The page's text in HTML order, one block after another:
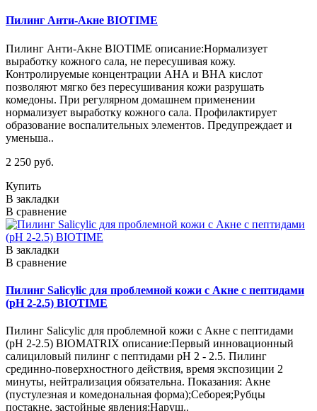
Пилинг Анти-Акне BIOTIME
Пилинг Анти-Акне BIOTIME описание:Нормализует
выработку кожного сала, не пересушивая кожу.
Контролируемые концентрации АНА и ВНА кислот
позволяют мягко без пересушивания кожи разрушать
комедоны. При регулярном домашнем применении
нормализует выработку кожного сала. Профилактирует
образование воспалительных элементов. Предупреждает и
уменьша..
2 250 руб.
Купить
В закладки
В сравнение
В закладки
В сравнение
Пилинг Salicylic для проблемной кожи с Акне с пептидами
(рН 2-2.5) BIOTIME
Пилинг Salicylic для проблемной кожи с Акне с пептидами
(рН 2-2.5) BIOMATRIX описание:Первый инновационный
салициловый пилинг с пептидами рН 2 - 2.5. Пилинг
срединно-поверхностного действия, время экспозиции 2
минуты, нейтрализация обязательна. Показания: Акне
(пустулезная и комедональная форма);Себорея;Рубцы
постакне, застойные явления;Наруш..